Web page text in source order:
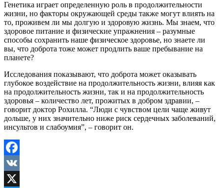
Генетика играет определенную роль в продолжительности
жизни, но факторы окружающей среды также могут влиять на
то, проживем ли мы долгую и здоровую жизнь. Мы знаем, что
здоровое питание и физические упражнения – разумные
способы сохранить наше физическое здоровье, но знаете ли
вы, что доброта тоже может продлить ваше пребывание на
планете?
Исследования показывают, что доброта может оказывать
глубокое воздействие на продолжительность жизни, влияя как
на продолжительность жизни, так и на продолжительность
здоровья – количество лет, прожитых в добром здравии, –
говорит доктор Рохилла. “Люди с чувством цели чаще живут
дольше, у них значительно ниже риск сердечных заболеваний,
инсультов и слабоумия”, – говорит он.
Facebook
VK